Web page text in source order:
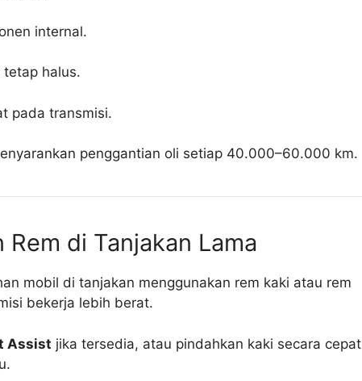
internal.
tetap halus.
pada transmisi.
penggantian oli setiap 40.000–60.000 km.
di Tanjakan Lama
mobil di tanjakan menggunakan rem kaki atau rem
bekerja lebih berat.
Assist jika tersedia, atau pindahkan kaki secara cepat